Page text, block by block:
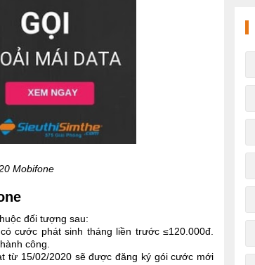
Mobifone
đối tượng sau:
cước phát sinh tháng liền trước ≤120.000đ.
công.
từ 15/02/2020 sẽ được đăng ký gói cước mới